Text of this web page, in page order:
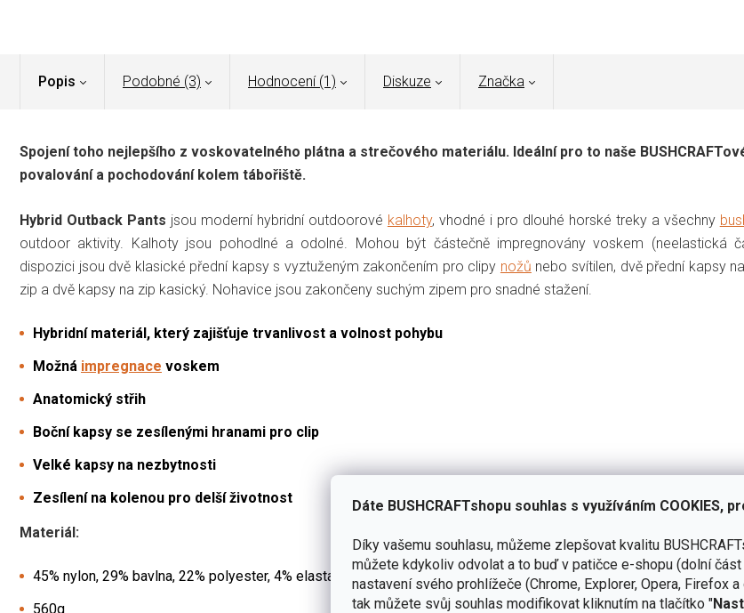
Dáte BUSHCRAFTshopu souhlas s využíváním COOKIES,
Díky vašemu souhlasu, můžeme zlepšovat kvalitu
můžete kdykoliv odvolat a to buď v patičce e-shopu (dolní část
nastavení svého prohlížeče (Chrome, Explorer, Opera, Firefox a
tak můžete svůj souhlas modifikovat kliknutím na tlačítko "
Popis Podobné (3) Hodnocení (1) Diskuze Značka
Spojení toho nejlepšího z voskovatelného plátna a strečového materiálu. Ideální pro to naše
povalování a pochodování kolem tábořiště.
Hybrid Outback Pants jsou moderní hybridní outdoorové kalhoty, vhodné i pro dlouhé horské treky a všechny
outdoor aktivity. Kalhoty jsou pohodlné a odolné. Mohou být částečně impregnovány voskem (neelastická
dispozici jsou dvě klasické přední kapsy s vyztuženým zakončením pro clipy nožů nebo svítilen, dvě přední kapsy
zip a dvě kapsy na zip kasický. Nohavice jsou zakončeny suchým zipem pro snadné stažení.
Hybridní materiál, který zajišťuje trvanlivost a volnost pohybu
Možná impregnace voskem
Anatomický střih
Boční kapsy se zesílenými hranami pro clip
Velké kapsy na nezbytnosti
Zesílení na kolenou pro delší životnost
Materiál:
45% nylon, 29% bavlna, 22% polyester, 4% elastan
560g